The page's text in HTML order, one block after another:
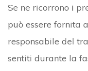
Se ne ricorrono i
può essere fornita
responsabile del
sentiti durante la